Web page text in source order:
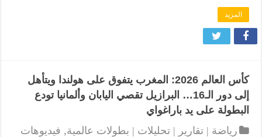
المزيد
كأس العالم 2026: المغرب يتفوق على هولندا ويتأهل
إلى دور الـ16… البرازيل تقصي اليابان وألمانيا تودع
البطولة على يد باراغواي
رياضة | تقارير | تحليلات | بطولات عالمية, فيديوهات